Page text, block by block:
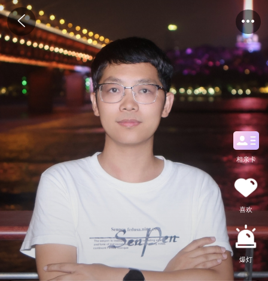
相亲卡
喜欢
爆灯